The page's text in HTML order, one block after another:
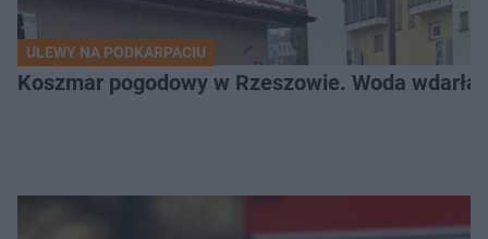
ULEWY NA PODKARPACIU
Koszmar pogodowy w Rzeszowie. Woda